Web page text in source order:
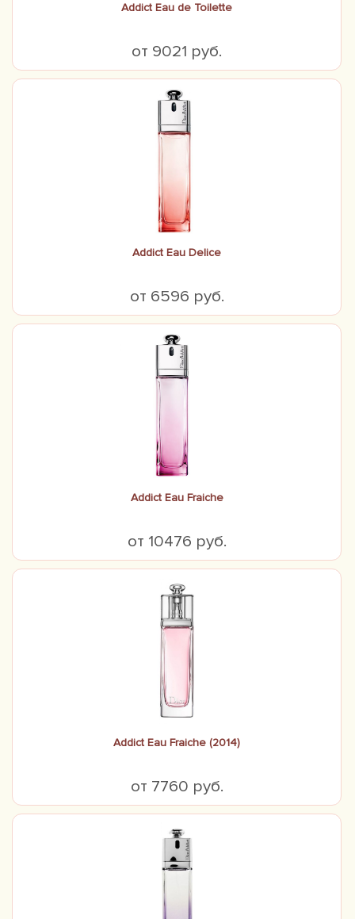
Addict Eau de Toilette
от 9021 руб.
Addict Eau Delice
от 6596 руб.
Addict Eau Fraiche
от 10476 руб.
Addict Eau Fraiche (2014)
от 7760 руб.